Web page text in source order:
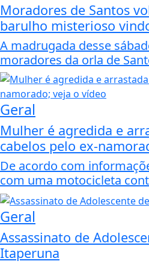
Moradores de Santos
barulho misterioso
A madrugada desse
moradores da orla de
Geral
Mulher é agredida e
cabelos pelo ex-
De acordo com
com uma motocicleta
Geral
Assassinato de
Itaperuna